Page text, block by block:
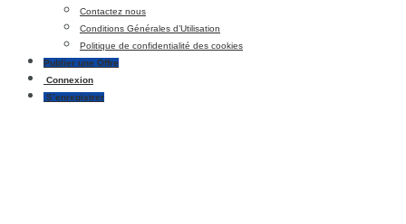
Contactez nous
Conditions Générales d’Utilisation
Politique de confidentialité des cookies
Publier une Offre
Connexion
S’enregistrer